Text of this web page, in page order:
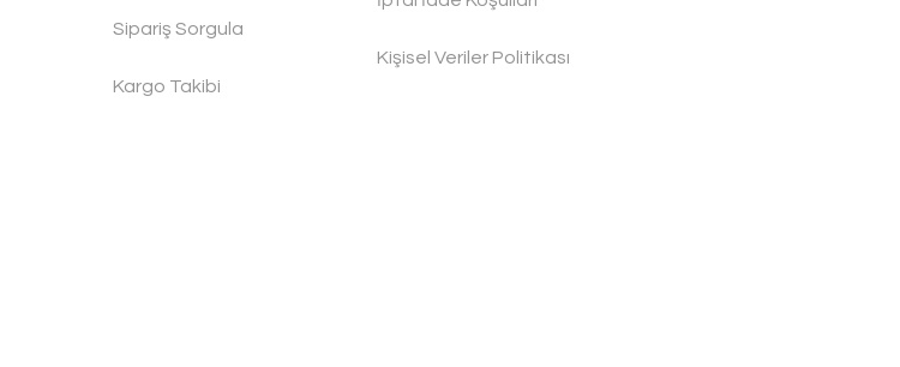
Sipariş Sorgula
Kargo Takibi
Kişisel Veriler Politikası